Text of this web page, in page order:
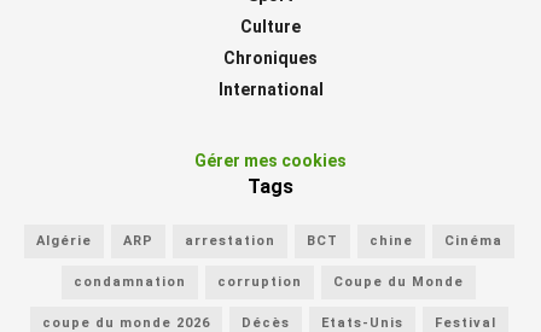
Culture
Chroniques
International
Gérer mes cookies
Tags
Algérie ARP arrestation BCT chine Cinéma
condamnation corruption Coupe du Monde
coupe du monde 2026 Décès Etats-Unis Festival